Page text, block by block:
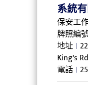
系統
保安工
牌照編
地址
King's
電話